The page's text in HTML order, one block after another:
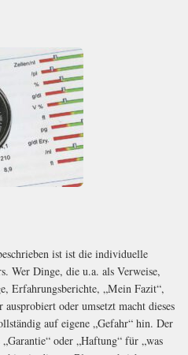
ist ist die individuelle
Wer Dinge, die u.a. als Verweise,
Erfahrungsberichte, „Mein Fazit“,
oder umsetzt macht dieses
auf eigene „Gefahr“ hin. Der
oder „Haftung“ für „was